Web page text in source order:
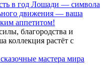
в год Лошади — символа
движения — ваша
аппетитом!
благородства и
коллекция растёт с